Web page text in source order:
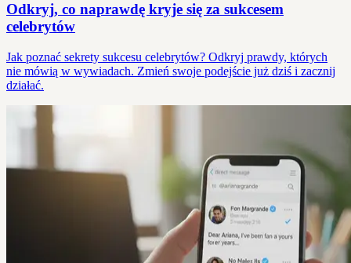
Odkryj, co naprawdę kryje się za sukcesem
celebrytów
Jak poznać sekrety sukcesu celebrytów? Odkryj prawdy, których
nie mówią w wywiadach. Zmień swoje podejście już dziś i zacznij
działać.